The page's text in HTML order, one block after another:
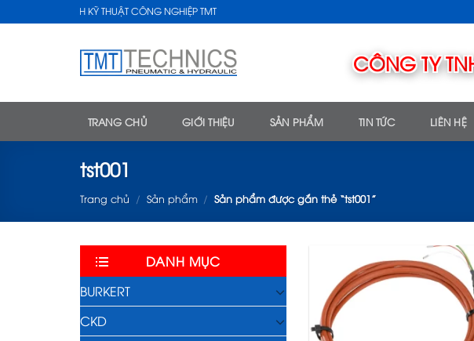
to
CÔNG TY TNHH KỸ THUẬT CÔNG NGHIỆP TMT
TRANG CHỦ GIỚI THIỆU SẢN PHẨM TIN TỨC LIÊN HỆ
tst001
Trang chủ / Sản phẩm / Sản phẩm được gắn thẻ “tst001”
DANH MỤC
BURKERT
CKD